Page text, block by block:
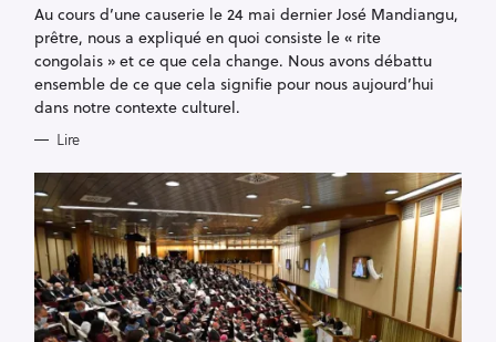
E
S
Au cours d’une causerie le 24 mai dernier José Mandiangu,
prêtre, nous a expliqué en quoi consiste le « rite
congolais » et ce que cela change. Nous avons débattu
ensemble de ce que cela signifie pour nous aujourd’hui
dans notre contexte culturel.
Lire